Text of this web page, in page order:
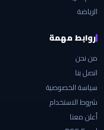
الرياضة
روابط مهمة
من نحن
اتصل بنا
سياسة الخصوصية
شروط الاستخدام
أعلن معنا